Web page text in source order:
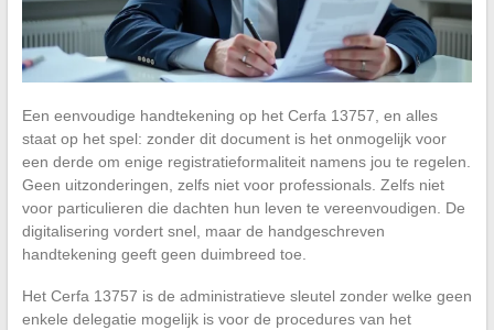
Een eenvoudige handtekening op het Cerfa 13757, en alles
staat op het spel: zonder dit document is het onmogelijk voor
een derde om enige registratieformaliteit namens jou te regelen.
Geen uitzonderingen, zelfs niet voor professionals. Zelfs niet
voor particulieren die dachten hun leven te vereenvoudigen. De
digitalisering vordert snel, maar de handgeschreven
handtekening geeft geen duimbreed toe.
Het Cerfa 13757 is de administratieve sleutel zonder welke geen
enkele delegatie mogelijk is voor de procedures van het